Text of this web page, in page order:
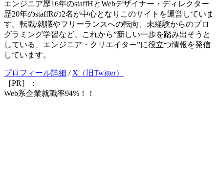
エンジニア歴16年のstaffHとWebデザイナー・ディレクター
歴20年のstaffRの2名が中心となりこのサイトを運営していま
す。転職/就職やフリーランスへの転向、未経験からのプロ
グラミング学習など、これから”新しい一歩を踏み出そうと
している、エンジニア・クリエイター”に役立つ情報を発信
しています。
プロフィール詳細 / X（旧Twitter）
［PR］：
Web系企業就職率94%！！